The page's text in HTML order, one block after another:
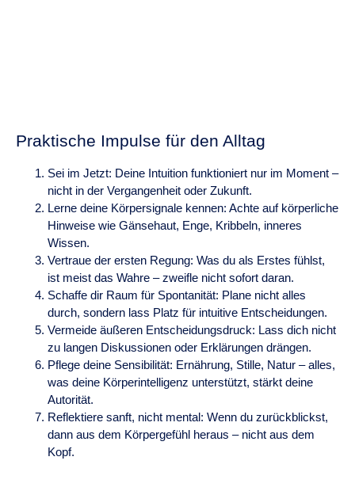
Praktische Impulse für den Alltag
Sei im Jetzt: Deine Intuition funktioniert nur im Moment –
nicht in der Vergangenheit oder Zukunft.
Lerne deine Körpersignale kennen: Achte auf körperliche
Hinweise wie Gänsehaut, Enge, Kribbeln, inneres
Wissen.
Vertraue der ersten Regung: Was du als Erstes fühlst,
ist meist das Wahre – zweifle nicht sofort daran.
Schaffe dir Raum für Spontanität: Plane nicht alles
durch, sondern lass Platz für intuitive Entscheidungen.
Vermeide äußeren Entscheidungsdruck: Lass dich nicht
zu langen Diskussionen oder Erklärungen drängen.
Pflege deine Sensibilität: Ernährung, Stille, Natur – alles,
was deine Körperintelligenz unterstützt, stärkt deine
Autorität.
Reflektiere sanft, nicht mental: Wenn du zurückblickst,
dann aus dem Körpergefühl heraus – nicht aus dem
Kopf.